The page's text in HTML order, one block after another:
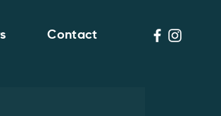
Contact